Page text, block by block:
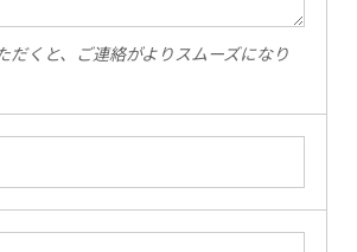
くと、ご連絡がよりスムーズになり